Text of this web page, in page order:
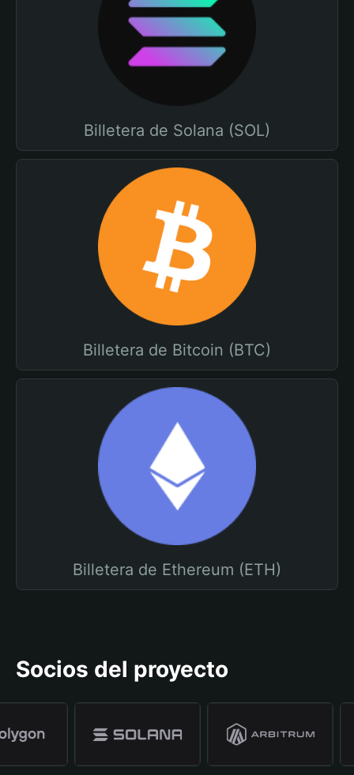
Billetera de Solana (SOL)
Billetera de Bitcoin (BTC)
Billetera de Ethereum (ETH)
Socios del proyecto